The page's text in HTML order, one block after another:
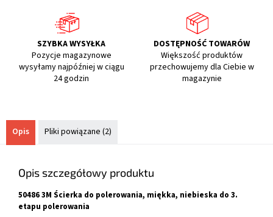
SZYBKA WYSYŁKA
Pozycje magazynowe
wysyłamy najpóźniej w ciągu
24 godzin
DOSTĘPNOŚĆ TOWARÓW
Większość produktów
przechowujemy dla Ciebie w
magazynie
Opis Pliki powiązane (2)
Opis szczegółowy produktu
50486 3M Ścierka do polerowania, miękka, niebieska do 3.
etapu polerowania